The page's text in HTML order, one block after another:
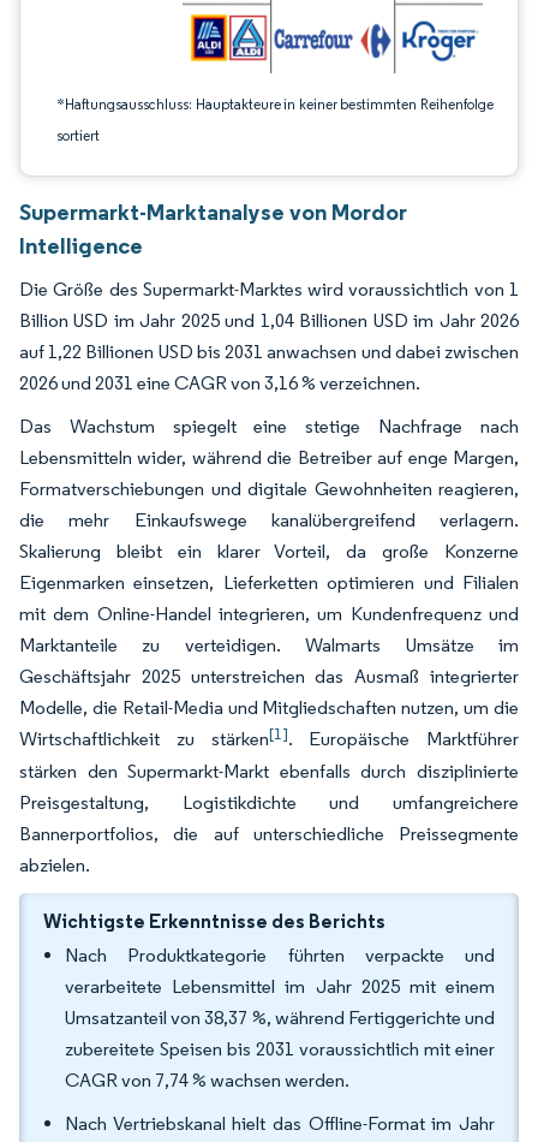
*Haftungsausschluss: Hauptakteure in keiner bestimmten Reihenfolge
sortiert
Supermarkt-Marktanalyse von Mordor
Intelligence
Die Größe des Supermarkt-Marktes wird voraussichtlich von 1
Billion USD im Jahr 2025 und 1,04 Billionen USD im Jahr 2026
auf 1,22 Billionen USD bis 2031 anwachsen und dabei zwischen
2026 und 2031 eine CAGR von 3,16 % verzeichnen.
Das Wachstum spiegelt eine stetige Nachfrage nach
Lebensmitteln wider, während die Betreiber auf enge Margen,
Formatverschiebungen und digitale Gewohnheiten reagieren,
die mehr Einkaufswege kanalübergreifend verlagern.
Skalierung bleibt ein klarer Vorteil, da große Konzerne
Eigenmarken einsetzen, Lieferketten optimieren und Filialen
mit dem Online-Handel integrieren, um Kundenfrequenz und
Marktanteile zu verteidigen. Walmarts Umsätze im
Geschäftsjahr 2025 unterstreichen das Ausmaß integrierter
Modelle, die Retail-Media und Mitgliedschaften nutzen, um die
Wirtschaftlichkeit zu stärken[1]. Europäische Marktführer
stärken den Supermarkt-Markt ebenfalls durch disziplinierte
Preisgestaltung, Logistikdichte und umfangreichere
Bannerportfolios, die auf unterschiedliche Preissegmente
abzielen.
Wichtigste Erkenntnisse des Berichts
Nach Produktkategorie führten verpackte und
verarbeitete Lebensmittel im Jahr 2025 mit einem
Umsatzanteil von 38,37 %, während Fertiggerichte und
zubereitete Speisen bis 2031 voraussichtlich mit einer
CAGR von 7,74 % wachsen werden.
Nach Vertriebskanal hielt das Offline-Format im Jahr